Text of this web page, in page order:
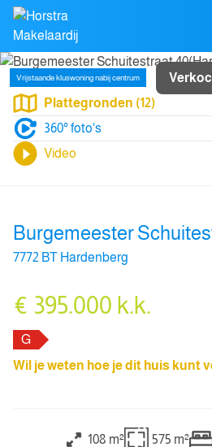
Spring naar inhoud
Vrijstaande kluswoning nabij centrum
Plattegronden (12)
360° foto's
Video
Burgemeester
7772 BT Hardenberg
€ 395.000 k.k.
G
Wil je weten hoe je dit huis kunt
108 m² 575 m²